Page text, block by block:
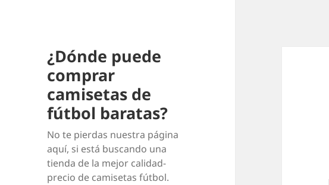
¿Dónde puede
comprar
camisetas de
fútbol baratas?
No te pierdas nuestra página
aquí, si está buscando una
tienda de la mejor calidad-
precio de camisetas fútbol.